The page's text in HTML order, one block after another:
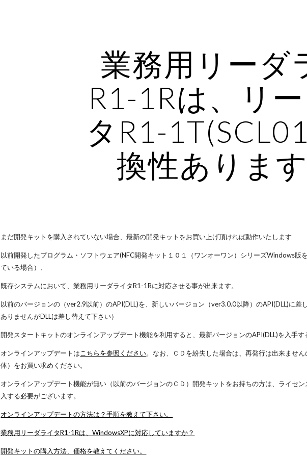
業務用リーダ
R1-1Rは、リ
タR1-
換性ありま
まだ開発キットを購入されていない場合、最新の開発キットをお買い上げ頂ければ動作いたします
以前開発したプログラム・ソフトウェア(NFC開発キット１０１（ワンオーワン）シリーズWindows
ている場合）、
既存システムにおいて、業務用リーダライタR1-1Rに対応させる事が出来ます。
以前のバージョンの（ver2.9以前）のAPI(DLL)を、新しいバージョン（ver3.0.0以降）のAPI(DLL)に
ありませんがDLLは差し替えて下さい）
開発スタートキットのオンラインアップデート機能を利用すると、最新バージョンのAPI(DLL)を入手す
オンラインアップデートは こちらを参照ください。なお、ＣＤを紛失した場合は、再発行は出来ませ
体）をお買い求めください。
オンラインアップデート機能が無い（以前のバージョンのＣＤ）開発キットをお持ちの方は、ライセ
入する必要がございます。
オンラインアップデートの方法は？手順を教えて下さい。
業務用リーダライタR1-1Rは、WindowsXPに対応していますか？
開発キットの購入方法、価格を教えてください。